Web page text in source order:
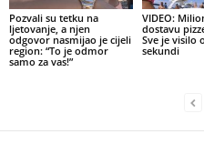
Pozvali su tetku na
ljetovanje, a njen
odgovor nasmijao je cijeli
region: “To je odmor
samo za vas!”
VIDEO:
dostavu
Sve je visilo
sekundi